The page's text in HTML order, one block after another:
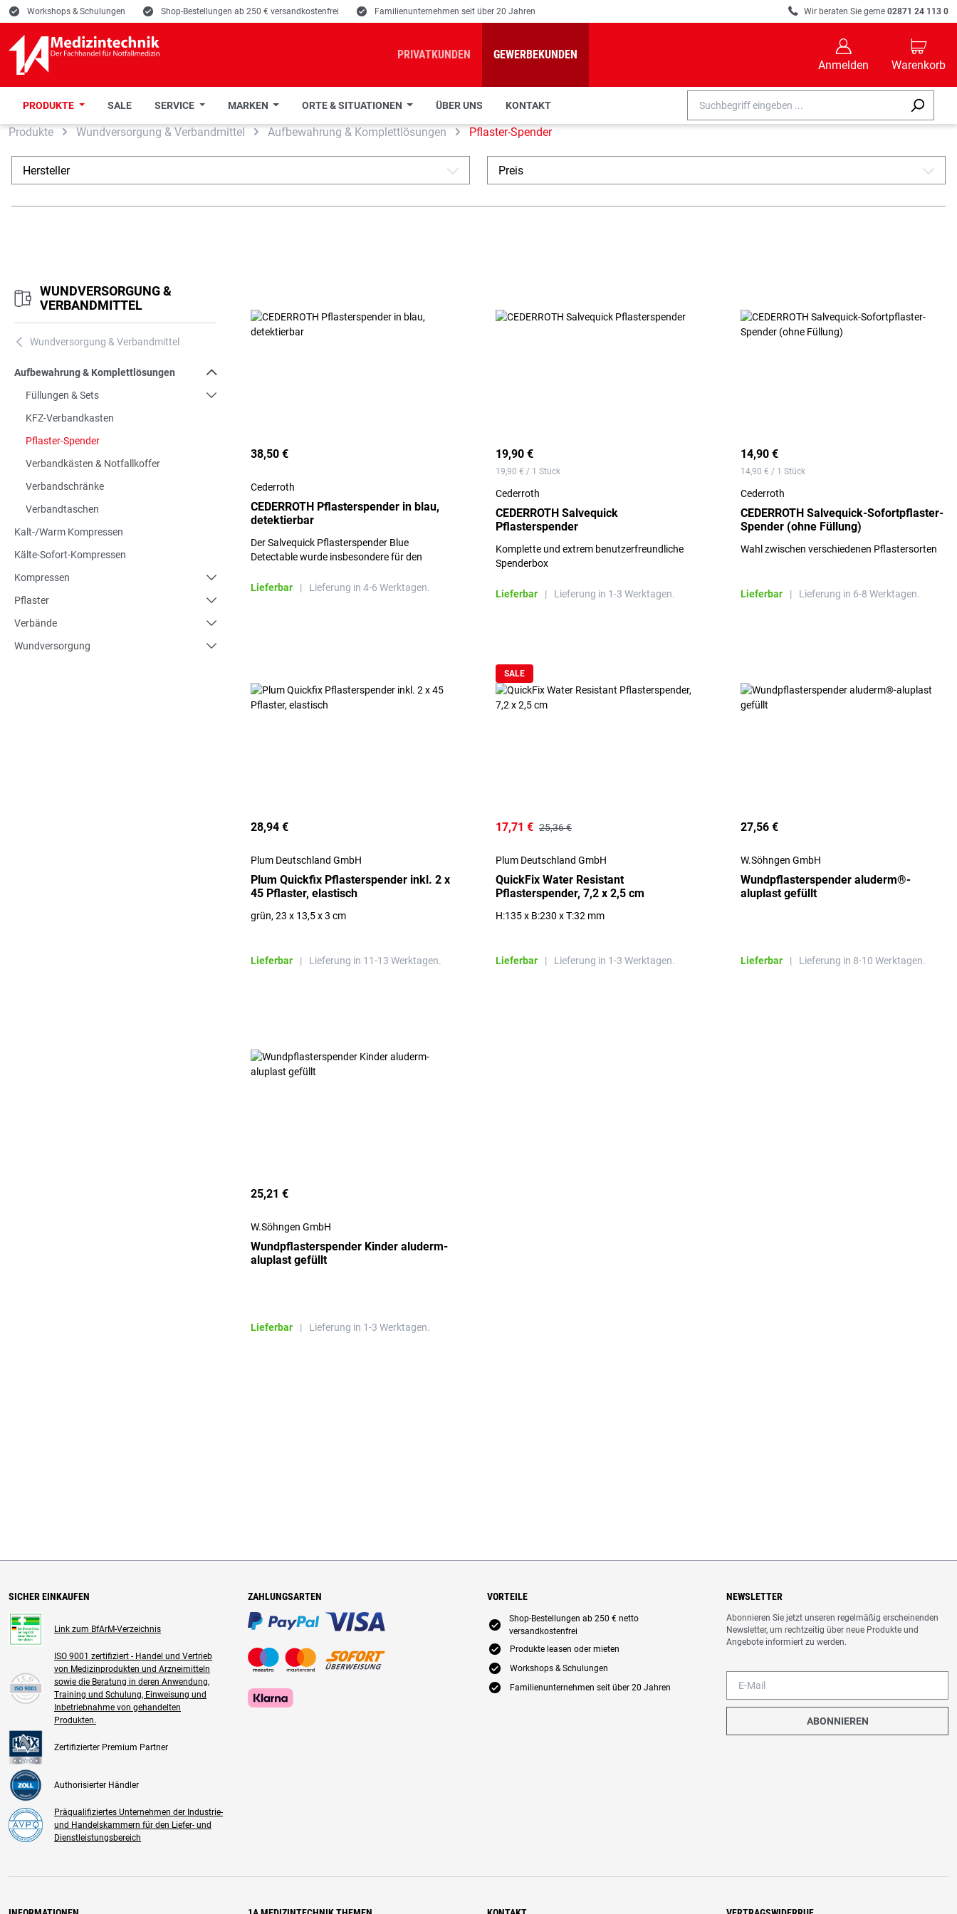
Hauptinhalt springen
Zur Suche springen
Zur Hauptnavigation springen
E Workshops & Schulungen E Shop-Bestellungen ab 250 € versandkostenfrei E Familienunternehmen seit über 20 Jahren R Wir beraten Sie gerne 02871 24 113 0
PRIVATKUNDEN GEWERBEKUNDEN
B
Anmelden
C
Warenkorb
PRODUKTE SALE SERVICE MARKEN ORTE & SITUATIONEN ÜBER UNS KONTAKT
Produkte Wundversorgung & Verbandmittel Aufbewahrung & Komplettlösungen Pflaster-Spender
Hersteller A Preis A
WUNDVERSORGUNG &
VERBANDMITTEL
A Wundversorgung & Verbandmittel
Aufbewahrung & Komplettlösungen
Füllungen & Sets
KFZ-Verbandkasten
Pflaster-Spender
Verbandkästen & Notfallkoffer
Verbandschränke
Verbandtaschen
Kalt-/Warm Kompressen
Kälte-Sofort-Kompressen
Kompressen
Pflaster
Verbände
Wundversorgung
38,50 €
Cederroth
CEDERROTH Pflasterspender in blau,
detektierbar
Der Salvequick Pflasterspender Blue
Detectable wurde insbesondere für den
Lieferbar
| Lieferung in 4-6 Werktagen.
19,90 €
19,90 € / 1 Stück
Cederroth
CEDERROTH Salvequick
Pflasterspender
Komplette und extrem benutzerfreundliche
Spenderbox
Lieferbar | Lieferung in 1-3 Werktagen.
14,90 €
14,90 € / 1 Stück
Cederroth
CEDERROTH Salvequick-Sofortpflaster-
Spender (ohne Füllung)
Wahl zwischen verschiedenen Pflastersorten
Lieferbar | Lieferung in 6-8 Werktagen.
28,94 €
Plum Deutschland GmbH
Plum Quickfix Pflasterspender inkl. 2 x
45 Pflaster, elastisch
grün, 23 x 13,5 x 3 cm
Lieferbar | Lieferung in 11-13 Werktagen.
SALE
17,71 € 25,36 €
Plum Deutschland GmbH
QuickFix Water Resistant
Pflasterspender, 7,2 x 2,5 cm
H:135 x B:230 x T:32 mm
Lieferbar | Lieferung in 1-3 Werktagen.
27,56 €
W.Söhngen GmbH
Wundpflasterspender aluderm®-
aluplast gefüllt
Lieferbar | Lieferung in 8-10 Werktagen.
25,21 €
W.Söhngen GmbH
Wundpflasterspender Kinder aluderm-
aluplast gefüllt
Lieferbar | Lieferung in 1-3 Werktagen.
SICHER EINKAUFEN
Link zum BfArM-Verzeichnis
ISO 9001 zertifiziert - Handel und Vertrieb
von Medizinprodukten und Arzneimitteln
sowie die Beratung in deren Anwendung,
Training und Schulung, Einweisung und
Inbetriebnahme von gehandelten
Produkten.
Zertifizierter Premium Partner
Authorisierter Händler
Präqualifiziertes Unternehmen der Industrie-
und Handelskammern für den Liefer- und
Dienstleistungsbereich
ZAHLUNGSARTEN VORTEILE
E
Shop-Bestellungen ab 250 € netto
versandkostenfrei
E Produkte leasen oder mieten
E Workshops & Schulungen
E Familienunternehmen seit über 20 Jahren
NEWSLETTER
Abonnieren Sie jetzt unseren regelmäßig erscheinenden
Newsletter, um rechtzeitig über neue Produkte und
Angebote informiert zu werden.
ABONNIEREN